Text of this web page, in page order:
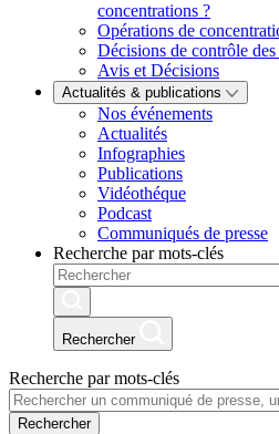
concentrations ?
Opérations de
Décisions de contrôle
Avis et Décisions
Actualités & publications
Nos événements
Actualités
Infographies
Publications
Vidéothéque
Podcast
Communiqués de presse
Recherche par mots-clés
Rechercher
Recherche par mots-clés
Rechercher